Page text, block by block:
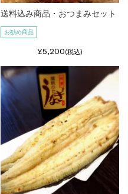
送料込み商品・おつまみセット
お勧め商品
¥5,200(税込)